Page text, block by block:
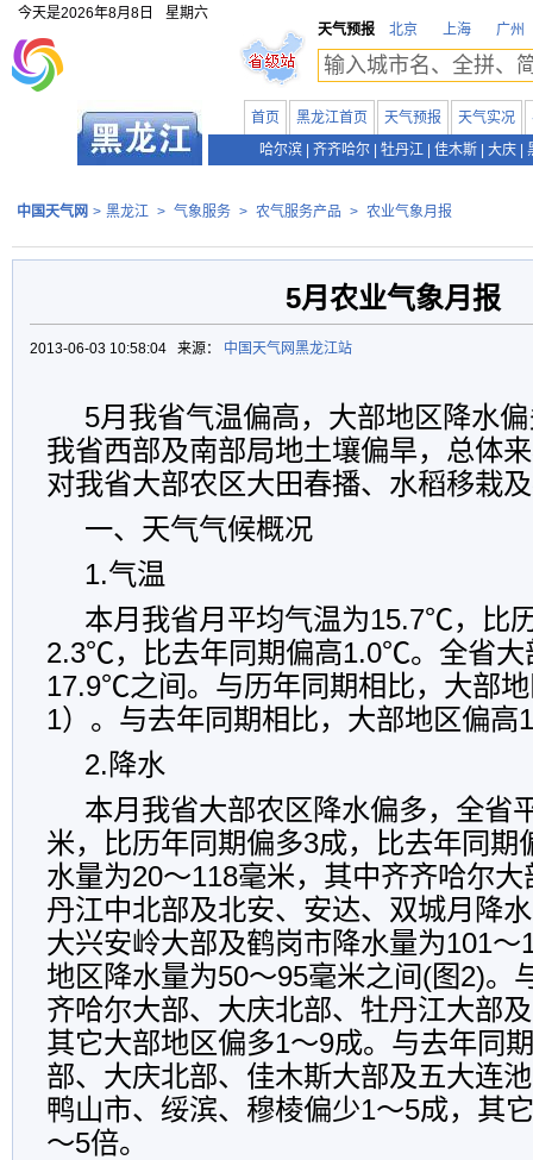
今天是2026年8月8日
星期六
天气预报
北京 上海 广州
首页 黑龙江首页 天气预报 天气实况
哈尔滨
齐齐哈尔 牡丹江 佳木斯 大庆
中国天气网 > 黑龙江 > 气象服务 > 农气服务产品 > 农业气象月报
5月农业气象月报
2013-06-03 10:58:04 来源： 中国天气网黑龙江站
5月我省气温偏高，大部地区降水
我省西部及南部局地土壤偏旱，总体
对我省大部农区大田春播、水稻移栽
一、天气气候概况
1.气温
本月我省月平均气温为15.7℃，比
2.3℃，比去年同期偏高1.0℃。全省大
17.9℃之间。与历年同期相比，大部
1）。与去年同期相比，大部地区偏高1
2. 降水
本月我省大部农区降水偏多，全省
米，比历年同期偏多3成，比去年同期
水量为20～118毫米，其中齐齐哈尔
丹江中北部及北安、安达、双城月降
大兴安岭大部及鹤岗市降水量为101～
地区降水量为50～95毫米之间(图2)。
齐哈尔大部、大庆北部、牡丹江大部
其它大部地区偏多1～9成。与去年同
部、大庆北部、佳木斯大部及五大连
鸭山市、绥滨、穆棱偏少1～5成，其
～5倍。